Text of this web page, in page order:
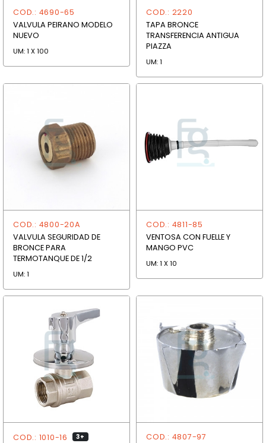
COD.: 4690-65
VALVULA PEIRANO MODELO
NUEVO
UM: 1 X 100
COD.: 2220
TAPA BRONCE
TRANSFERENCIA ANTIGUA
PIAZZA
UM: 1
COD.: 4800-20A
VALVULA SEGURIDAD DE
BRONCE PARA
TERMOTANQUE DE 1/2
UM: 1
COD.: 4811-85
VENTOSA CON FUELLE Y
MANGO PVC
UM: 1 X 10
COD.: 1010-16 3+
COD.: 4807-97